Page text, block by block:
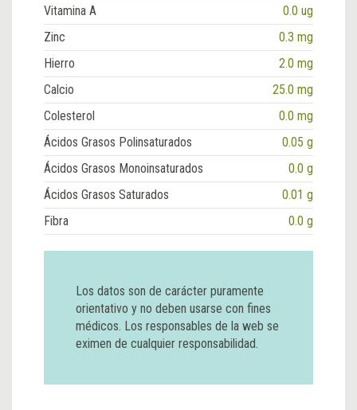
Vitamina A
0.0 ug
Zinc
0.3 mg
Hierro
2.0 mg
Calcio
25.0 mg
Colesterol
0.0 mg
Ácidos Grasos Polinsaturados
0.05 g
Ácidos Grasos Monoinsaturados
0.0 g
Ácidos Grasos Saturados
0.01 g
Fibra
0.0 g
Los datos son de carácter puramente
orientativo y no deben usarse con fines
médicos. Los responsables de la web se
eximen de cualquier responsabilidad.